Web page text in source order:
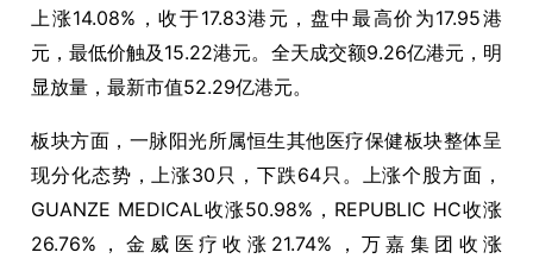
上涨14.08%，收于17.83港元，盘中最高价为17.95港
元，最低价触及15.22港元。全天成交额9.26亿港元，明
显放量，最新市值52.29亿港元。
板块方面，一脉阳光所属恒生其他医疗保健板块整体呈
现分化态势，上涨30只，下跌64只。上涨个股方面，
GUANZE MEDICAL收涨50.98%，REPUBLIC HC收涨
26.76%，金威医疗收涨21.74%，万嘉集团收涨